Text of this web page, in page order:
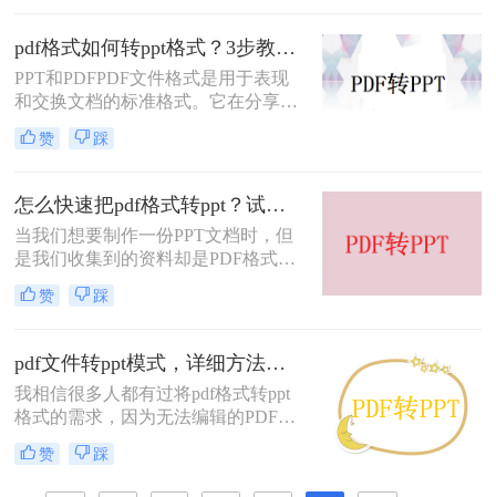
一种方法将其转换为PPT格式。
pdf格式如何转ppt格式？3步教你搞定pdf转ppt格式
PPT和PDFPDF文件格式是用于表现
和交换文档的标准格式。它在分享和
传输文档方面非常方便，但在建筑，
机械和其他工业领域中，CAD格式的
需要将PDF文档转换为CAD格式，以
便能够从中获得摸底。但是这个过程
实际上并不简单。在这篇文章中，我
们将探讨pdf格式如何转ppt格式。
赞 踩
怎么快速把pdf格式转ppt？试试这三种PDF转PPT的方法，简单几步，高效转换！
当我们想要制作一份PPT文档时，但
是我们收集到的资料却是PDF格式
的，这也是因为不想要被修改才会转
换成PDF的格式，但是我们需要用，
格式转ppt格式就是最好的方法了，那
么要怎么将pdf格式转ppt格式文件
呢？下面就让小编来给大家详细的讲
讲吧。
赞 踩
pdf文件转ppt模式，详细方法教学
我相信很多人都有过将pdf格式转ppt
格式的需求，因为无法编辑的PDF文
件让很多人感到很无奈！由于PDF文
件本身的特点，基本上不可能100%完
赞 踩